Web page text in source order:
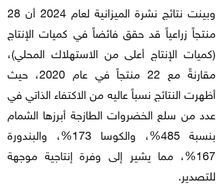
وبينت نتائج نشرة الميزانية لعام 2024 أن 28
منتجاً زراعياً قد حقق فائضاً في كميات الإنتاج
(كميات الإنتاج أعلى من الاستهلاك المحلي)،
مقارنةً مع 22 منتجاً في عام 2020، حيث
أظهرت النتائج نسباً عاليه من الاكتفاء الذاتي في
عدد من سلع الخضروات الطازجة أبرزها الشمام
بنسبة 485%، والكوسا 173%، والبندورة
167%، مما يشير إلى وفرة إنتاجية موجهة
للتصدير.